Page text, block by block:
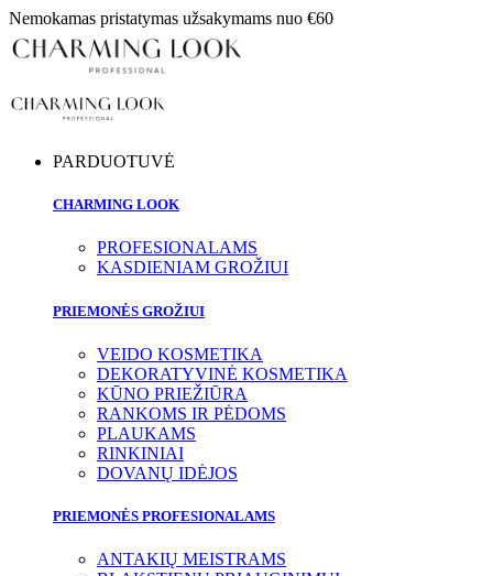
Nemokamas pristatymas užsakymams nuo €60
PARDUOTUVĖ
CHARMING LOOK
PROFESIONALAMS
KASDIENIAM GROŽIUI
PRIEMONĖS GROŽIUI
VEIDO KOSMETIKA
DEKORATYVINĖ KOSMETIKA
KŪNO PRIEŽIŪRA
RANKOMS IR PĖDOMS
PLAUKAMS
RINKINIAI
DOVANŲ IDĖJOS
PRIEMONĖS PROFESIONALAMS
ANTAKIŲ MEISTRAMS